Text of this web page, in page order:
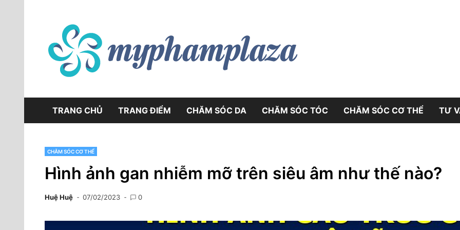
TRANG CHỦ TRANG ĐIỂM CHĂM SÓC DA CHĂM SÓC TÓC CHĂM SÓC CƠ THỂ TƯ
CHĂM SÓC CƠ THỂ
Hình ảnh gan nhiễm mỡ trên siêu âm như thế nào?
Huệ Huệ 07/02/2023 0